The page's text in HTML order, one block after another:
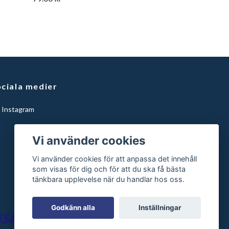
medier
Instagram
Vi använder cookies
Vi använder cookies för att anpassa det innehåll
som visas för dig och för att du ska få bästa
tänkbara upplevelse när du handlar hos oss.
Godkänn alla Inställningar